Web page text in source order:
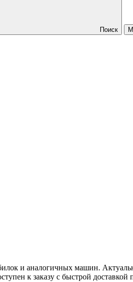
Поиск
и аналогичных машин.
к заказу с быстрой доставкой